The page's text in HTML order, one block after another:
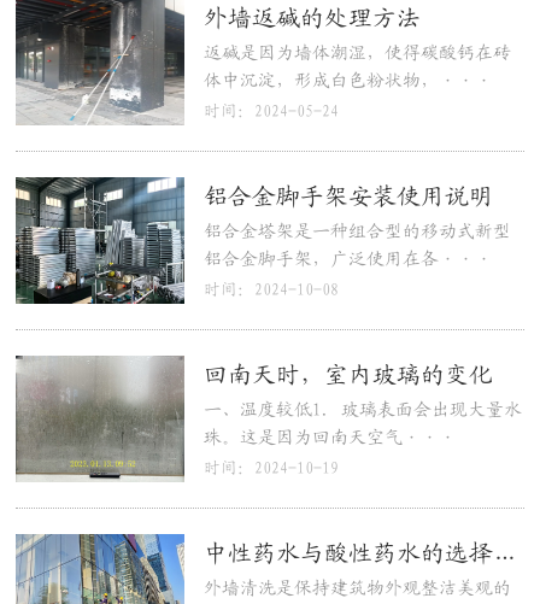
外墙返碱的处理方法
返碱是因为墙体潮湿，使得碳酸钙在砖
体中沉淀，形成白色粉状物，···
时间：2024-05-24
铝合金脚手架安装使用说明
铝合金塔架是一种组合型的移动式新型
铝合金脚手架，广泛使用在各···
时间：2024-10-08
回南天时，室内玻璃的变化
一、温度较低1. 玻璃表面会出现大量水
珠。这是因为回南天空气···
时间：2024-10-19
中性药水与酸性药水的选择与应用
外墙清洗是保持建筑物外观整洁美观的